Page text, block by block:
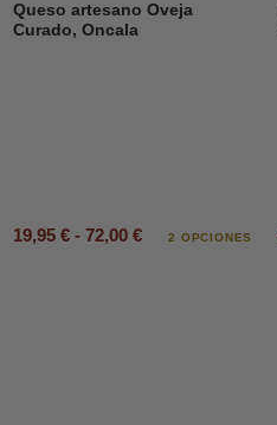
Queso artesano Oveja
Curado, Oncala
19,95 € - 72,00 € 2 OPCIONES